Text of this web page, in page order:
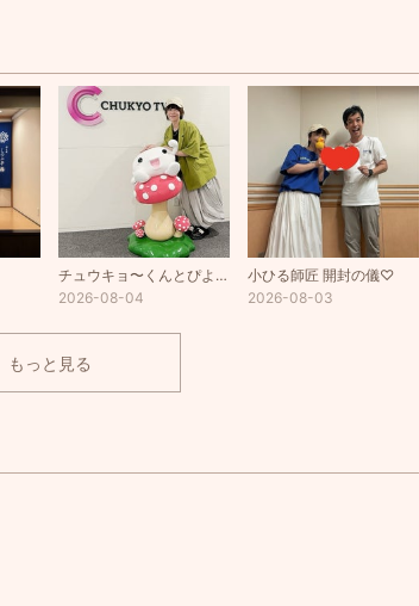
チュウキョ〜くんとぴよりん♡
2026-08-04
小ひる師匠 開封の儀♡
2026-08-03
もっと見る